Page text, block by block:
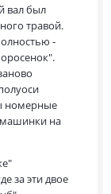
вал был
травой.
-
номерные
на
за эти двое